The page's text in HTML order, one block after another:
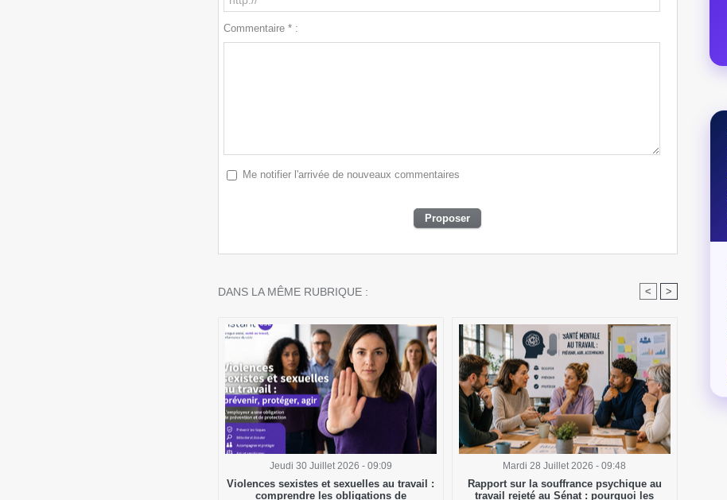
Commentaire * :
Me notifier l'arrivée de nouveaux commentaires
DANS LA MÊME RUBRIQUE : < >
Jeudi 30 Juillet 2026 - 09:09
Violences sexistes et sexuelles au travail :
comprendre les obligations de
Mardi 28 Juillet 2026 - 09:48
Rapport sur la souffrance psychique au
travail rejeté au Sénat : pourquoi les